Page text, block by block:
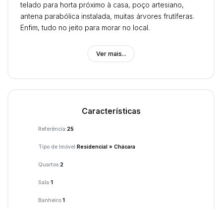
telado para horta próximo à casa, poço artesiano,
antena parabólica instalada, muitas árvores frutíferas.
Enfim, tudo no jeito para morar no local.
Observações: 35 km de Campo Grande, apenas 2,5 km
Ver mais...
Características
Referência:25
Tipo de Imóvel:Residencial » Chácara
Quartos:2
Sala:1
Banheiro:1